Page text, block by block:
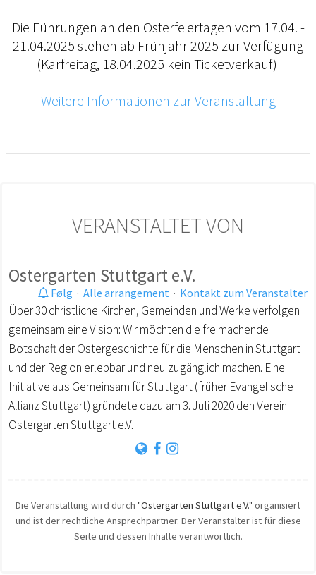
Die Führungen an den Osterfeiertagen vom 17.04. -
21.04.2025 stehen ab Frühjahr 2025 zur Verfügung
(Karfreitag, 18.04.2025 kein Ticketverkauf)
Weitere Informationen zur Veranstaltung
VERANSTALTET VON
Ostergarten Stuttgart e.V.
Følg · Alle arrangement · Kontakt zum Veranstalter
Über 30 christliche Kirchen, Gemeinden und Werke verfolgen
gemeinsam eine Vision: Wir möchten die freimachende
Botschaft der Ostergeschichte für die Menschen in Stuttgart
und der Region erlebbar und neu zugänglich machen. Eine
Initiative aus Gemeinsam für Stuttgart (früher Evangelische
Allianz Stuttgart) gründete dazu am 3. Juli 2020 den Verein
Ostergarten Stuttgart e.V.
Die Veranstaltung wird durch "Ostergarten Stuttgart e.V." organisiert
und ist der rechtliche Ansprechpartner. Der Veranstalter ist für diese
Seite und dessen Inhalte verantwortlich.